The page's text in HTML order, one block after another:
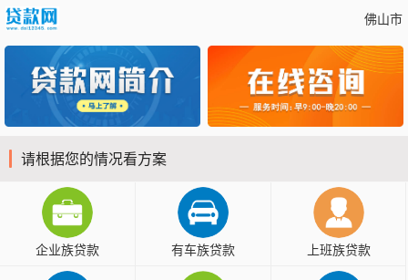
佛山市
请根据您的情况看方案
企业族贷款 有车族贷款 上班族贷款